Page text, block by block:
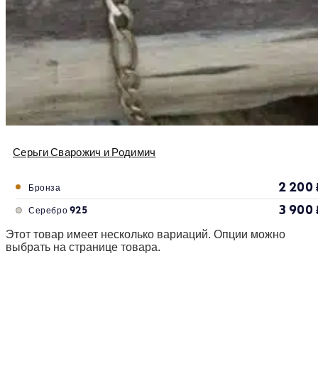
Серьги Сварожич и Родимич
Бронза 2 200
Серебро 925 3 900
Этот товар имеет несколько вариаций. Опции можно
выбрать на странице товара.